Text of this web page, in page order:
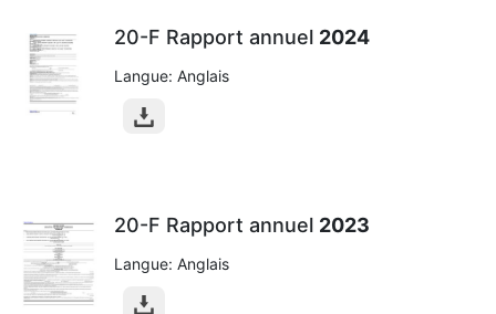
20-F Rapport annuel 2024
Langue: Anglais
20-F Rapport annuel 2023
Langue: Anglais